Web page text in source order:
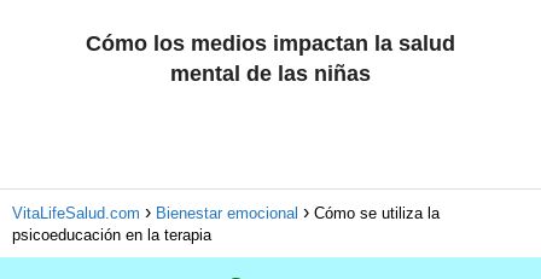
Cómo los medios impactan la salud
mental de las niñas
VitaLifeSalud.com Bienestar emocional
Cómo se utiliza la
psicoeducación en la terapia